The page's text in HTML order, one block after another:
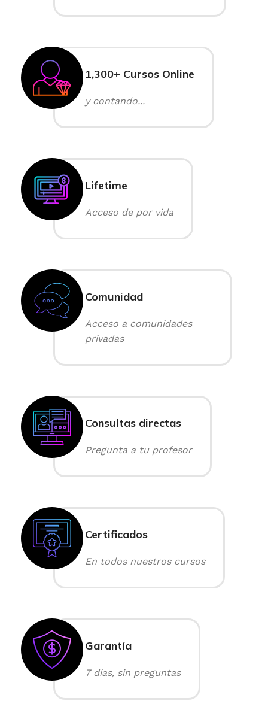
1,300+ Cursos Online
y contando...
Lifetime
Acceso de por vida
Comunidad
Acceso a comunidades
privadas
Consultas directas
Pregunta a tu profesor
Certificados
En todos nuestros cursos
Garantía
7 días, sin preguntas